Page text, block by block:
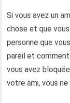
Si vous avez un
chose et que
personne que
pareil et
vous avez
votre ami, vous